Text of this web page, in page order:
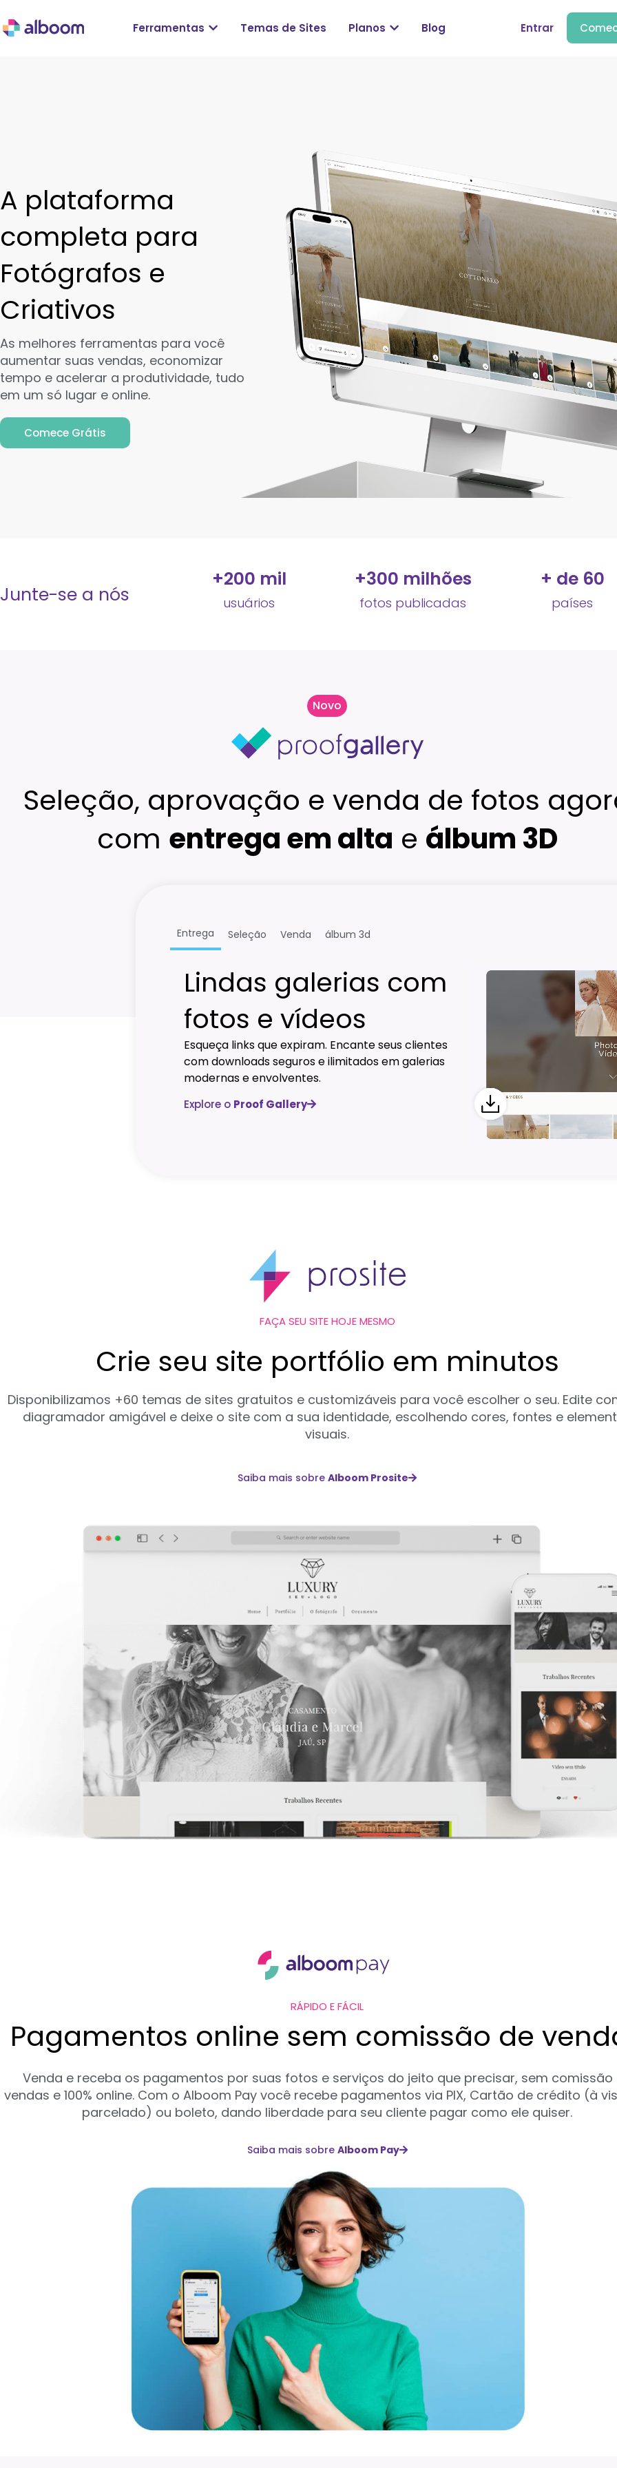
Ferramentas Temas de Sites Planos Blog Entrar
A plataforma
completa para
Fotógrafos e
Criativos
As melhores ferramentas para você
aumentar suas vendas, economizar
tempo e acelerar a produtividade, tudo
em um só lugar e online.
Comece Grátis
Junte-se a nós usuários
+200 mil
fotos publicadas
+300 milhões
países
+ de 60
Novo
Seleção, aprovação e venda de fotos
com entrega em alta e álbum 3D
Entrega Seleção Venda álbum 3d
Lindas galerias com
fotos e vídeos
Esqueça links que expiram. Encante seus clientes
com downloads seguros e ilimitados em galerias
modernas e envolventes.
Explore o Proof Gallery
FAÇA SEU SITE HOJE MESMO
Crie seu site portfólio em minutos
Disponibilizamos +60 temas de sites gratuitos e customizáveis para você escolher o seu. Edite
diagramador amigável e deixe o site com a sua identidade, escolhendo cores, fontes e
visuais.
Saiba mais sobre Alboom Prosite
RÁPIDO E FÁCIL
Pagamentos online sem comissão de
Venda e receba os pagamentos por suas fotos e serviços do jeito que precisar, sem comissão
vendas e 100% online. Com o Alboom Pay você recebe pagamentos via PIX, Cartão de crédito (à
parcelado) ou boleto, dando liberdade para seu cliente pagar como ele quiser.
Saiba mais sobre Alboom Pay